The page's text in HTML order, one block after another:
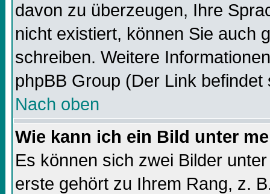
davon zu überzeugen, Ihre
nicht existiert, können Sie auch
schreiben. Weitere
phpBB Group (Der Link
Nach oben
Wie kann ich ein Bild unter
Es können sich zwei Bilder
erste gehört zu Ihrem Rang, z.